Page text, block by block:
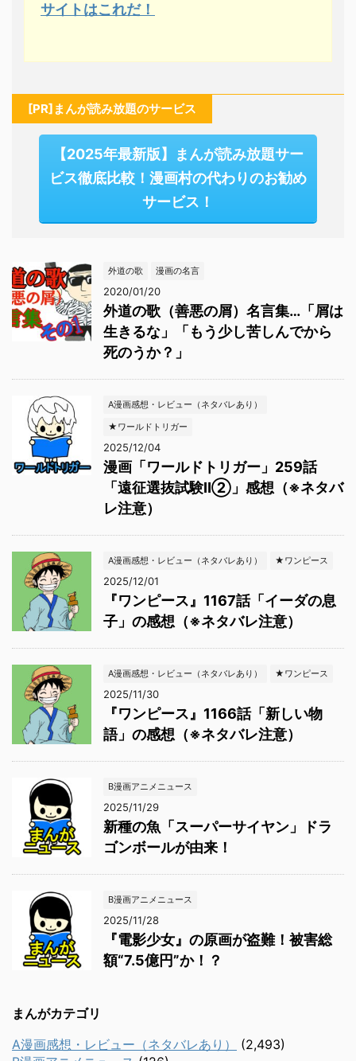
サイトはこれだ！
[PR]まんが読み放題のサービス
【2025年最新版】まんが読み放題サー
ビス徹底比較！漫画村の代わりのお勧め
サービス！
外道の歌 漫画の名言
2020/01/20
外道の歌（善悪の屑）名言集…「屑は
生きるな」「もう少し苦しんでから
死のうか？」
A漫画感想・レビュー（ネタバレあり）
★ワールドトリガー
2025/12/04
漫画「ワールドトリガー」259話
「遠征選抜試験Ⅱ②」感想（※ネタバ
レ注意）
A漫画感想・レビュー（ネタバレあり） ★ワンピース
2025/12/01
『ワンピース』1167話「イーダの息
子」の感想（※ネタバレ注意）
A漫画感想・レビュー（ネタバレあり） ★ワンピース
2025/11/30
『ワンピース』1166話「新しい物
語」の感想（※ネタバレ注意）
B漫画アニメニュース
2025/11/29
新種の魚「スーパーサイヤン」ドラ
ゴンボールが由来！
B漫画アニメニュース
2025/11/28
『電影少女』の原画が盗難！被害総
額“7.5億円”か！？
まんがカテゴリ
A漫画感想・レビュー（ネタバレあり）
(2,493)